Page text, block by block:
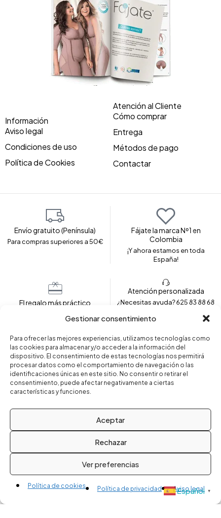
Gestionar consentimiento
Para ofrecer las mejores experiencias, utilizamos tecnologías como
las cookies para almacenar y/o acceder a la información del
dispositivo. El consentimiento de estas tecnologías nos permitirá
procesar datos como el comportamiento de navegación o las
identificaciones únicas en este sitio. No consentir o retirar el
consentimiento, puede afectar negativamente a ciertas
características y funciones.
Aceptar
Rechazar
Ver preferencias
Política de cookies Política de privacidad Aviso legal
Información
Aviso legal
Condiciones de uso
Política de Cookies
Atención al Cliente
Cómo comprar
Entrega
Métodos de pago
Contactar
Envío gratuito (Península)
Para compras superiores a 50€
Fájate la marca Nº1 en
Colombia
¡Y ahora estamos en toda
España!
El regalo más práctico
regalar
Atención personalizada
¿Necesitas ayuda? 625 83 88 68
Copyright © 2024 – Fajas Fájate. Todos los derechos
reservados.
Español ▼
Compare